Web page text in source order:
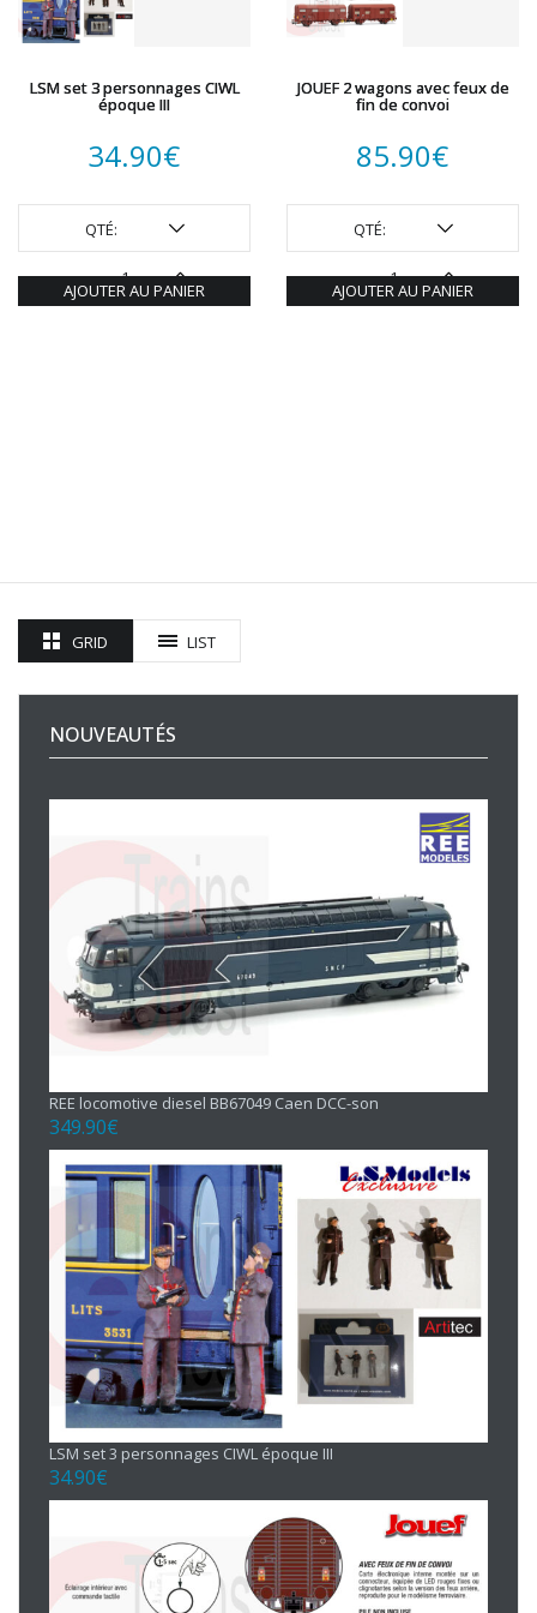
LSM set 3 personnages CIWL
époque III
34.90€
QTÉ:
AJOUTER AU PANIER
JOUEF 2 wagons avec feux de
fin de convoi
85.90€
QTÉ:
AJOUTER AU PANIER
GRID LIST
NOUVEAUTÉS
REE locomotive diesel BB67049 Caen DCC-son
349.90€
LSM set 3 personnages CIWL époque III
34.90€